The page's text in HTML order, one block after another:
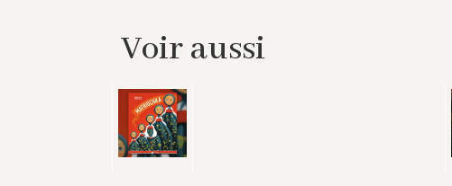
Voir aussi